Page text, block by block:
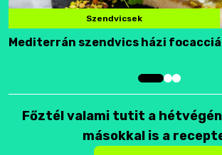
Szendvicsek
Mediterrán szendvics házi
Főztél valami tutit a
másokkal is a